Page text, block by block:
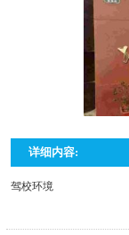
详细内容:
驾校环境